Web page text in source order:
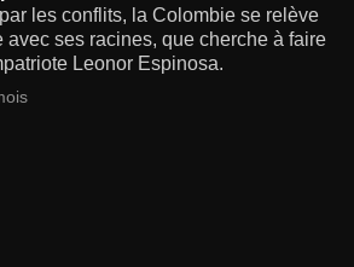
les conflits, la Colombie se relève
avec ses racines, que cherche à faire
Leonor Espinosa.